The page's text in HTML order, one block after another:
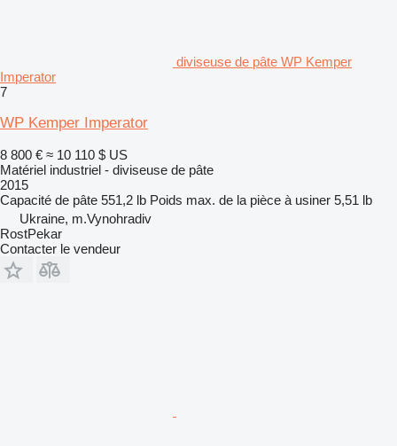
diviseuse de pâte WP Kemper
Imperator
7
WP Kemper Imperator
8 800 € ≈ 10 110 $ US
Matériel industriel - diviseuse de pâte
2015
Capacité de pâte 551,2 lb Poids max. de la pièce à usiner 5,51 lb
Ukraine, m.Vynohradiv
RostPekar
Contacter le vendeur